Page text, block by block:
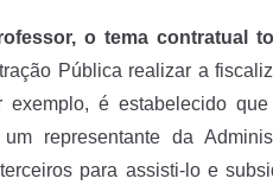
o tema contratual
Pública realizar a
exemplo, é estabelecido
representante da
para assisti-lo e